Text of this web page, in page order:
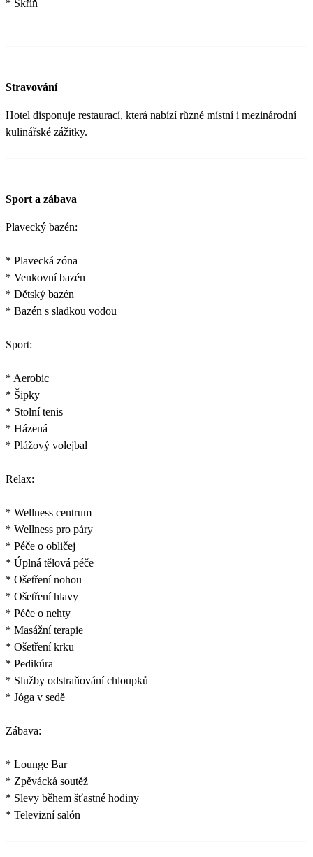
* Skříň
Stravování
Hotel disponuje restaurací, která nabízí různé místní i mezinárodní
kulinářské zážitky.
Sport a zábava
Plavecký bazén:
* Plavecká zóna
* Venkovní bazén
* Dětský bazén
* Bazén s sladkou vodou
Sport:
* Aerobic
* Šipky
* Stolní tenis
* Házená
* Plážový volejbal
Relax:
* Wellness centrum
* Wellness pro páry
* Péče o obličej
* Úplná tělová péče
* Ošetření nohou
* Ošetření hlavy
* Péče o nehty
* Masážní terapie
* Ošetření krku
* Pedikúra
* Služby odstraňování chloupků
* Jóga v sedě
Zábava:
* Lounge Bar
* Zpěvácká soutěž
* Slevy během šťastné hodiny
* Televizní salón